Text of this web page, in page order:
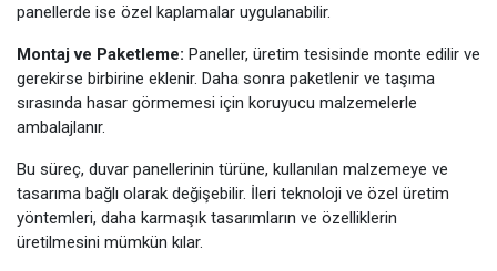
panellerde ise özel kaplamalar uygulanabilir.
Montaj ve Paketleme: Paneller, üretim tesisinde monte edilir ve
gerekirse birbirine eklenir. Daha sonra paketlenir ve taşıma
sırasında hasar görmemesi için koruyucu malzemelerle
ambalajlanır.
Bu süreç, duvar panellerinin türüne, kullanılan malzemeye ve
tasarıma bağlı olarak değişebilir. İleri teknoloji ve özel üretim
yöntemleri, daha karmaşık tasarımların ve özelliklerin
üretilmesini mümkün kılar.